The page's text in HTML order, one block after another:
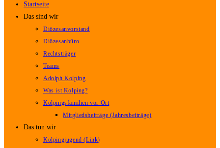
Startseite
Das sind wir
Diözesanvorstand
Diözesanbüro
Rechtsträger
Teams
Adolph Kolping
Was ist Kolping?
Kolpingsfamilien vor Ort
Mitgliedsbeiträge (Jahresbeiträge)
Das tun wir
Kolpingjugend (Link)